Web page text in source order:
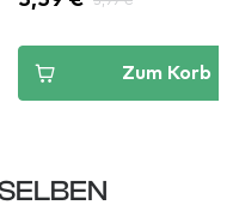
Zum Korb